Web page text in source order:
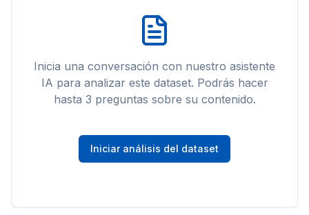
Inicia una conversación con nuestro asistente
IA para analizar este dataset. Podrás hacer
hasta 3 preguntas sobre su contenido.
Iniciar análisis del dataset